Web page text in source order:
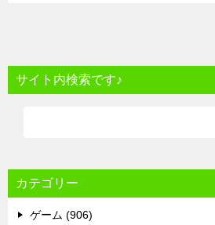
サイト内検索です♪
カテゴリー
ゲーム (906)